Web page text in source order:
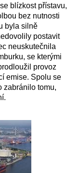
blízkost přístavu,
bez nutnosti
byla silně
postavit
neuskutečnila
se kterými
provoz
emise. Spolu se
zabránilo tomu,